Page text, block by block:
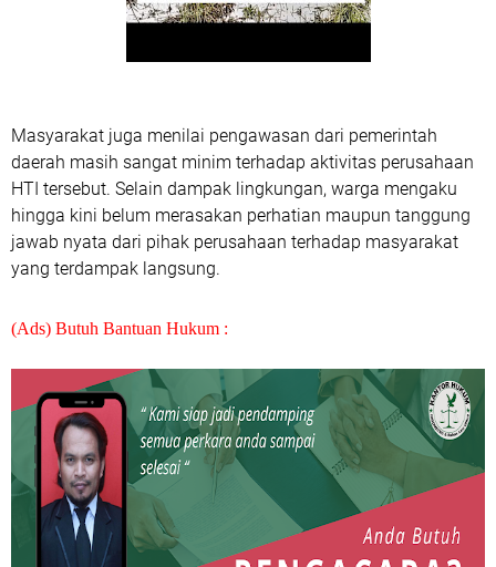
Masyarakat juga menilai pengawasan dari pemerintah
daerah masih sangat minim terhadap aktivitas perusahaan
HTI tersebut. Selain dampak lingkungan, warga mengaku
hingga kini belum merasakan perhatian maupun tanggung
jawab nyata dari pihak perusahaan terhadap masyarakat
yang terdampak langsung.
(Ads) Butuh Bantuan Hukum :